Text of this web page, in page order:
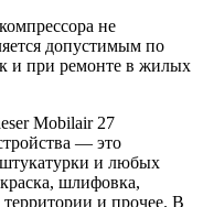
не
допустимым по
и при ремонте в жилых
Mobilair 27
— это
и любых
шлифовка,
и прочее. В